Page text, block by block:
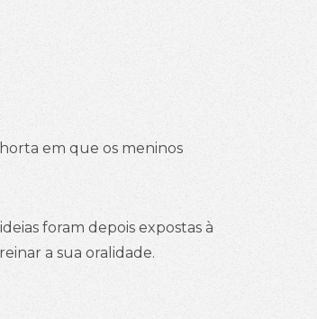
em que os meninos
foram depois expostas à
a sua oralidade.